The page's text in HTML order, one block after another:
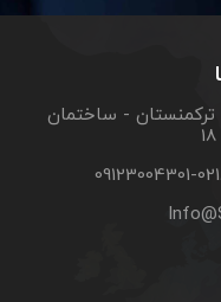
- ساختمان